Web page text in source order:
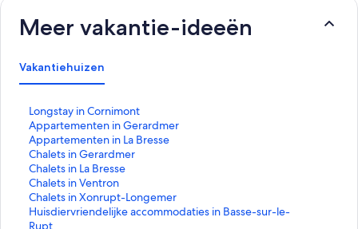
Meer vakantie-ideeën
Vakantiehuizen
Longstay in Cornimont
L
i
n
k
o
p
e
n
t
Appartementen in Gerardmer
L
i
n
k
o
p
e
n
Appartementen in La Bresse
L
i
n
k
o
p
e
Chalets in Gerardmer
L
i
n
k
o
p
Chalets in La Bresse
L
i
n
k
o
Chalets in Ventron
L
i
n
k
Chalets in Xonrupt-Longemer
L
i
n
Huisdiervriendelijke accommodaties in Basse-sur-le-
Rupt
L
i